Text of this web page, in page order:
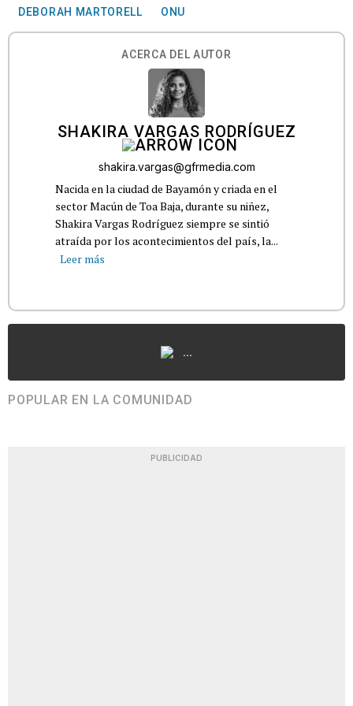
DEBORAH MARTORELL ONU
ACERCA DEL AUTOR
SHAKIRA VARGAS RODRÍGUEZ
shakira.vargas@gfrmedia.com
Nacida en la ciudad de Bayamón y criada en el
sector Macún de Toa Baja, durante su niñez,
Shakira Vargas Rodríguez siempre se sintió
atraída por los acontecimientos del país, la...
Leer más
...
POPULAR EN LA COMUNIDAD
PUBLICIDAD